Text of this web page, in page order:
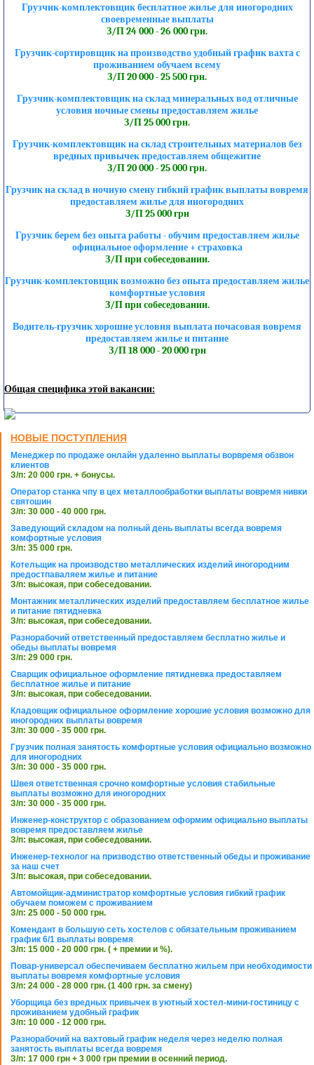
Грузчик-комплектовщик бесплатное жилье для иногородних
своевременные выплаты
З/П 24 000 - 26 000 грн.
Грузчик-сортировщик на производство удобный график вахта с
проживанием обучаем всему
З/П 20 000 - 25 500 грн.
Грузчик-комплектовщик на склад минеральных вод отличные
условия ночные смены предоставляем жилье
З/П 25 000 грн.
Грузчик-комплектовщик на склад строительных материалов без
вредных привычек предоставляем общежитие
З/П 20 000 - 25 000 грн.
Грузчик на склад в ночную смену гибкий график выплаты вовремя
предоставляем жилье для иногородних
З/П 25 000 грн
Грузчик берем без опыта работы - обучим предоставляем жилье
официальное оформление + страховка
З/П при собеседовании.
Грузчик-комплектовщик возможно без опыта предоставляем жилье
комфортные условия
З/П при собеседовании.
Водитель-грузчик хорошие условия выплата почасовая вовремя
предоставляем жилье и питание
З/П 18 000 - 20 000 грн
Общая специфика этой вакансии:
НОВЫЕ ПОСТУПЛЕНИЯ
Менеджер по продаже онлайн удаленно выплаты ворвремя обзвон
клиентов
З/п: 20 000 грн. + бонусы.
Оператор станка чпу в цех металлообработки выплаты вовремя нивки
святошин
З/п: 30 000 - 40 000 грн.
Заведующий складом на полный день выплаты всегда вовремя
комфортные условия
З/п: 35 000 грн.
Котельщик на производство металлических изделий иногородним
предостпаваляем жилье и питание
З/п: высокая, при собеседовании.
Монтажник металлических изделий предоставляем бесплатное жилье
и питание пятидневка
З/п: высокая, при собеседовании.
Разнорабочий ответственный предоставляем бесплатно жилье и
обеды выплаты вовремя
З/п: 29 000 грн.
Сварщик официальное оформление пятидневка предоставляем
бесплатное жилье и питание
З/п: высокая, при собеседовании.
Кладовщик официальное оформление хорошие условия возможно для
иногородних выплаты вовремя
З/п: 30 000 - 35 000 грн.
Грузчик полная занятость комфортные условия официально возможно
для иногородних
З/п: 30 000 - 35 000 грн.
Швея ответственная срочно комфортные условия стабильные
выплаты возможно для иногородних
З/п: 30 000 - 35 000 грн.
Инженер-конструктор с образованием оформим официально выплаты
вовремя предоставляем жилье
З/п: высокая, при собеседовании.
Инженер-технолог на призводство ответственный обеды и проживание
за наш счет
З/п: высокая, при собеседовании.
Автомойщик-администратор комфортные условия гибкий график
обучаем поможем с проживанием
З/п: 25 000 - 50 000 грн.
Комендант в большую сеть хостелов с обязательным проживанием
график 6/1 выплаты вовремя
З/п: 15 000 - 20 000 грн. ( + премии и %).
Повар-универсал обеспечиваем бесплатно жильем при необходимости
выплаты вовремя комфортные условия
З/п: 24 000 - 28 000 грн. (1 400 грн. за смену)
Уборщица без вредных привычек в уютный хостел-мини-гостиницу с
проживанием удобный график
З/п: 10 000 - 12 000 грн.
Разнорабочий на вахтовый график неделя через неделю полная
занятость выплаты всегда вовремя
З/п: 17 000 грн + 3 000 грн премии в осенний период.